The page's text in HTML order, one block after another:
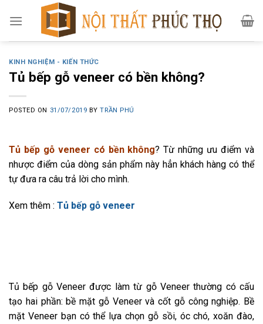
KINH NGHIỆM - KIẾN THỨC
Tủ bếp gỗ veneer có bền không?
POSTED ON 31/07/2019 BYTRẦN PHÚ
Tủ bếp gỗ veneer có bền không? Từ những ưu điểm và
nhược điểm của dòng sản phẩm này hẳn khách hàng có thể
tự đưa ra câu trả lời cho mình.
Xem thêm : Tủ bếp gỗ veneer
Tủ bếp gỗ Veneer được làm từ gỗ Veneer thường có cấu
tạo hai phần: bề mặt gỗ Veneer và cốt gỗ công nghiệp. Bề
mặt Veneer bạn có thể lựa chọn gỗ sồi, óc chó, xoăn đào,